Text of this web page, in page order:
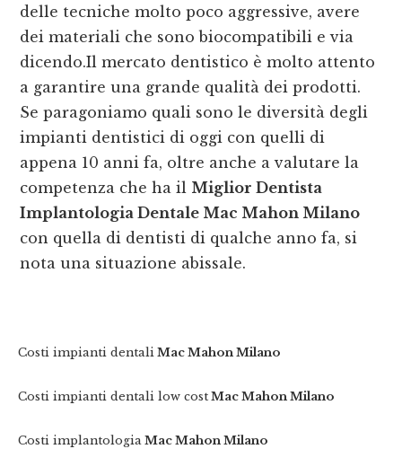
delle tecniche molto poco aggressive, avere
dei materiali che sono biocompatibili e via
dicendo.Il mercato dentistico è molto attento
a garantire una grande qualità dei prodotti.
Se paragoniamo quali sono le diversità degli
impianti dentistici di oggi con quelli di
appena 10 anni fa, oltre anche a valutare la
competenza che ha il Miglior Dentista
Implantologia Dentale Mac Mahon Milano
con quella di dentisti di qualche anno fa, si
nota una situazione abissale.
Costi impianti dentali Mac Mahon Milano
Costi impianti dentali low cost Mac Mahon Milano
Costi implantologia Mac Mahon Milano